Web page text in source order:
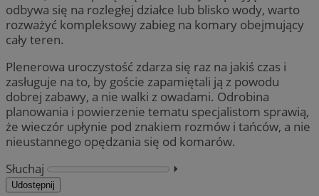
odbywa się na rozległej działce lub blisko wody, warto
rozważyć kompleksowy zabieg na komary obejmujący
cały teren.
Plenerowa uroczystość zdarza się raz na jakiś czas i
zasługuje na to, by goście zapamiętali ją z powodu
dobrej zabawy, a nie walki z owadami. Odrobina
planowania i powierzenie tematu specjalistom sprawią,
że wieczór upłynie pod znakiem rozmów i tańców, a nie
nieustannego opędzania się od komarów.
Słuchaj
⏵︎
Udostępnij